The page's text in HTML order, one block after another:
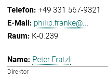
+49 331 567-9321
philip.franke@...
K-0.239
Peter Fratzl
Direktor